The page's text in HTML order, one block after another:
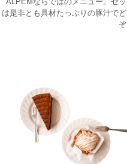
は是非とも具材たっぷりの豚汁でど
ぞ